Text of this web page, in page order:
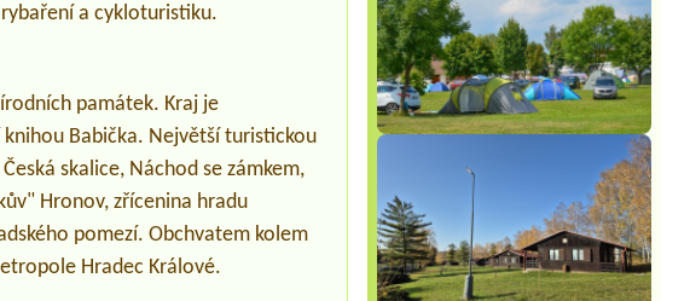
a cykloturistiku.
památek. Kraj je
Babička. Největší turistickou
skalice, Náchod se zámkem,
Hronov, zřícenina hradu
pomezí. Obchvatem kolem
Hradec Králové.